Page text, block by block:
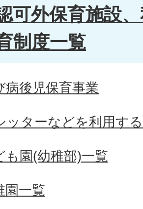
可外保育施設
制度一覧
病後児保育事業
ッターなどを利用す
も園(幼稚部)一覧
園一覧